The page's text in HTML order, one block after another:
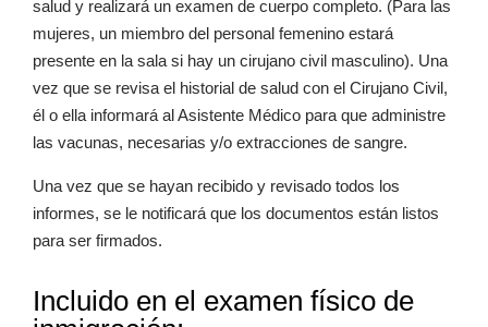
salud y realizará un examen de cuerpo completo. (Para las
mujeres, un miembro del personal femenino estará
presente en la sala si hay un cirujano civil masculino). Una
vez que se revisa el historial de salud con el Cirujano Civil,
él o ella informará al Asistente Médico para que administre
las vacunas, necesarias y/o extracciones de sangre.
Una vez que se hayan recibido y revisado todos los
informes, se le notificará que los documentos están listos
para ser firmados.
Incluido en el examen físico de